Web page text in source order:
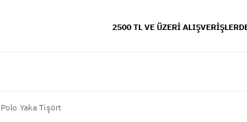
2500 TL VE ÜZERI
Polo Yaka Tişört